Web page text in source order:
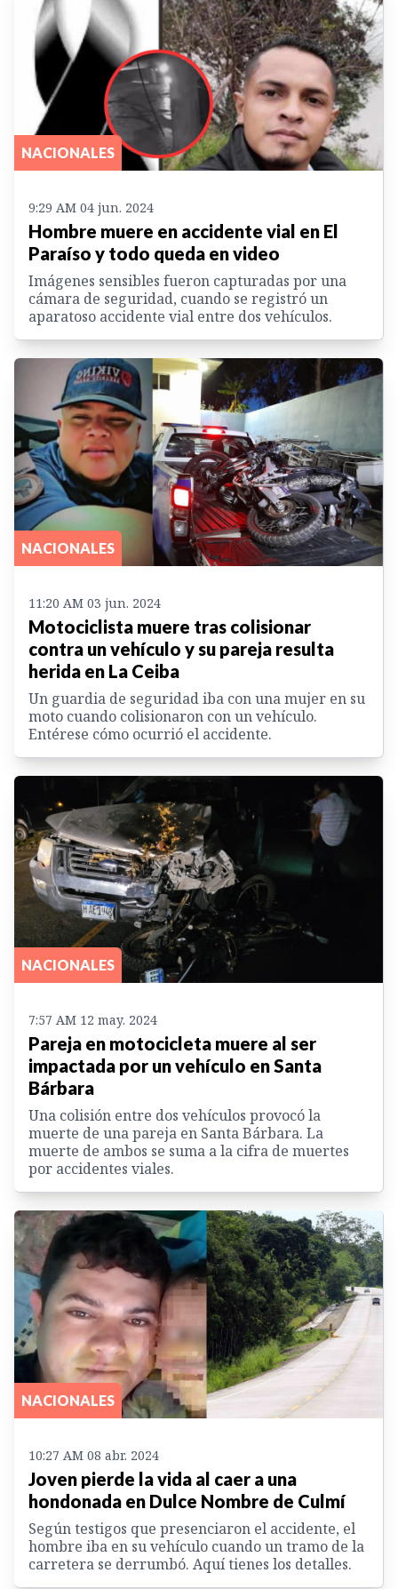
NACIONALES
9:29 AM 04 jun. 2024
Hombre muere en accidente vial en El
Paraíso y todo queda en video
Imágenes sensibles fueron capturadas por una
cámara de seguridad, cuando se registró un
aparatoso accidente vial entre dos vehículos.
NACIONALES
11:20 AM 03 jun. 2024
Motociclista muere tras colisionar
contra un vehículo y su pareja resulta
herida en La Ceiba
Un guardia de seguridad iba con una mujer en su
moto cuando colisionaron con un vehículo.
Entérese cómo ocurrió el accidente.
NACIONALES
7:57 AM 12 may. 2024
Pareja en motocicleta muere al ser
impactada por un vehículo en Santa
Bárbara
Una colisión entre dos vehículos provocó la
muerte de una pareja en Santa Bárbara. La
muerte de ambos se suma a la cifra de muertes
por accidentes viales.
NACIONALES
10:27 AM 08 abr. 2024
Joven pierde la vida al caer a una
hondonada en Dulce Nombre de Culmí
Según testigos que presenciaron el accidente, el
hombre iba en su vehículo cuando un tramo de la
carretera se derrumbó. Aquí tienes los detalles.